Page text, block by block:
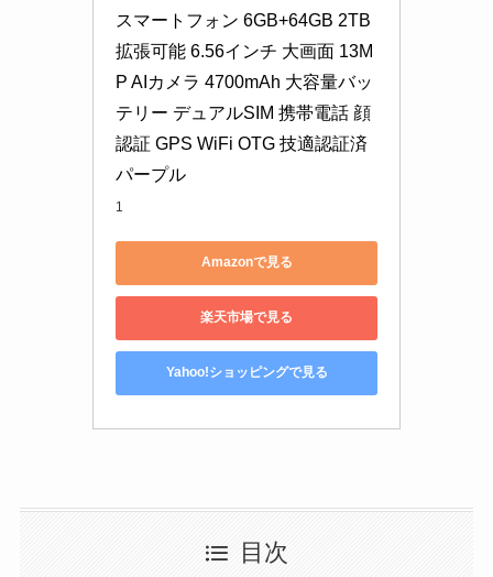
スマートフォン 6GB+64GB 2TB
拡張可能 6.56インチ 大画面 13M
P AIカメラ 4700mAh 大容量バッ
テリー デュアルSIM 携帯電話 顔
認証 GPS WiFi OTG 技適認証済
パープル
1
Amazonで見る
楽天市場で見る
Yahoo!ショッピングで見る
目次